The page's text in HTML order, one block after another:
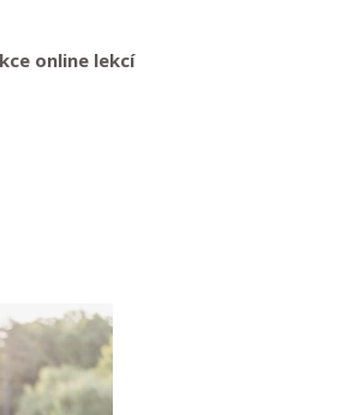
online lekcí